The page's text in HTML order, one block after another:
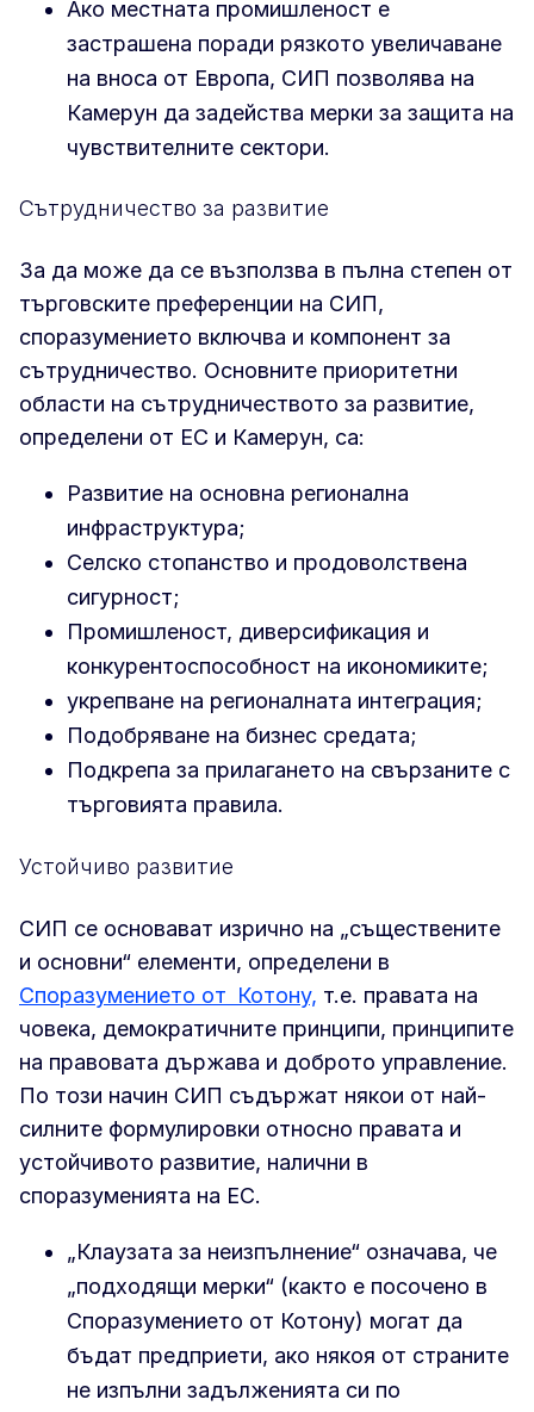
Ако местната промишленост е
застрашена поради рязкото увеличаване
на вноса от Европа, СИП позволява на
Камерун да задейства мерки за защита на
чувствителните сектори.
Сътрудничество за развитие
За да може да се възползва в пълна степен от
търговските преференции на СИП,
споразумението включва и компонент за
сътрудничество. Основните приоритетни
области на сътрудничеството за развитие,
определени от ЕС и Камерун, са:
Развитие на основна регионална
инфраструктура;
Селско стопанство и продоволствена
сигурност;
Промишленост, диверсификация и
конкурентоспособност на икономиките;
укрепване на регионалната интеграция;
Подобряване на бизнес средата;
Подкрепа за прилагането на свързаните с
търговията правила.
Устойчиво развитие
СИП се основават изрично на „съществените
и основни“ елементи, определени в
Споразумението от Котону, т.е. правата на
човека, демократичните принципи, принципите
на правовата държава и доброто управление.
По този начин СИП съдържат някои от най-
силните формулировки относно правата и
устойчивото развитие, налични в
споразуменията на ЕС.
„Клаузата за неизпълнение“ означава, че
„подходящи мерки“ (както е посочено в
Споразумението от Котону) могат да
бъдат предприети, ако някоя от страните
не изпълни задълженията си по